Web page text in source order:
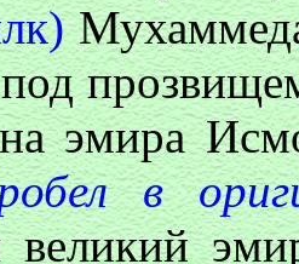
под
эмира
в
великий